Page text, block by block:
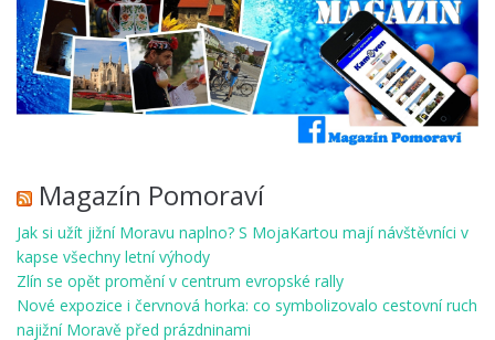
Magazín Pomoraví
Jak si užít jižní Moravu naplno? S MojaKartou mají návštěvníci v
kapse všechny letní výhody
Zlín se opět promění v centrum evropské rally
Nové expozice i červnová horka: co symbolizovalo cestovní ruch
najižní Moravě před prázdninami